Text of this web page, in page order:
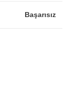
Başarısız